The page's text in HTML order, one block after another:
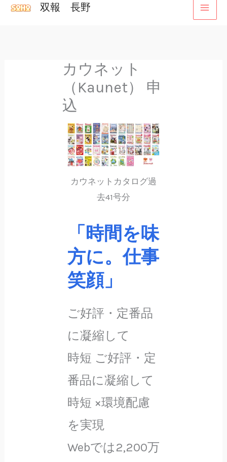
双報 長野
カウネット
（Kaunet） 申
込
カウネットカタログ過
去41号分
「時間を味
方に。仕事
笑顔」
ご好評・定番品
に凝縮して
時短 ご好評・定
番品に凝縮して
時短 ×環境配慮
を実現
Webでは2,200万